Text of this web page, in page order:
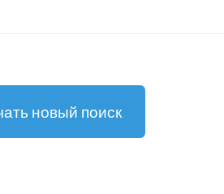
новый поиск